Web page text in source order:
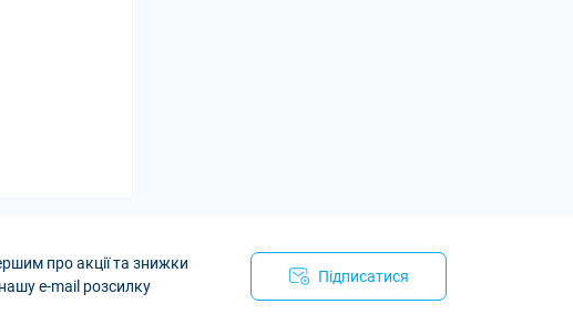
про акції та знижки
e-mail розсилку
Підписатися